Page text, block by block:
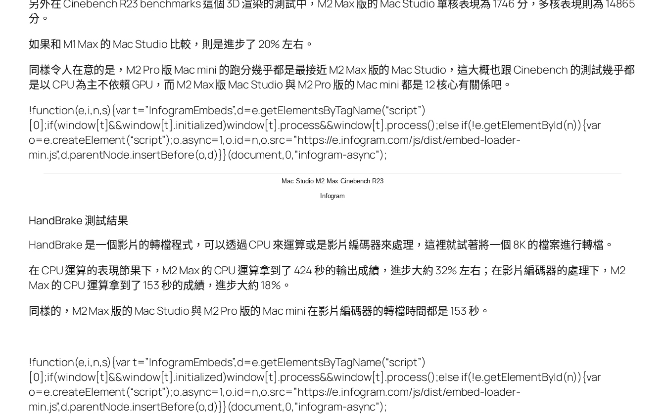
另外在 Cinebench R23 benchmarks 這個 3D 渲染的測試中，M2 Max 版的 Mac Studio 單核表現為 1746 分，多核表現則為 14865
分。
如果和 M1 Max 的 Mac Studio 比較，則是進步了 20% 左右。
同樣令人在意的是，M2 Pro 版 Mac mini 的跑分幾乎都是最接近 M2 Max 版的 Mac Studio，這大概也跟 Cinebench 的測試幾乎都
是以 CPU 為主不依賴 GPU，而 M2 Max 版 Mac Studio 與 M2 Pro 版的 Mac mini 都是 12 核心有關係吧。
!function(e,i,n,s){var t=”InfogramEmbeds”,d=e.getElementsByTagName(“script”)
[0];if(window[t]&&window[t].initialized)window[t].process&&window[t].process();else if(!e.getElementById(n)){var
o=e.createElement(“script”);o.async=1,o.id=n,o.src=”https://e.infogram.com/js/dist/embed-loader-
min.js”,d.parentNode.insertBefore(o,d)}}(document,0,”infogram-async”);
Mac Studio M2 Max Cinebench R23
Infogram
HandBrake 測試結果
HandBrake 是一個影片的轉檔程式，可以透過 CPU 來運算或是影片編碼器來處理，這裡就試著將一個 8K 的檔案進行轉檔。
在 CPU 運算的表現節果下，M2 Max 的 CPU 運算拿到了 424 秒的輸出成績，進步大約 32% 左右；在影片編碼器的處理下，M2
Max 的 CPU 運算拿到了 153 秒的成績，進步大約 18%。
同樣的，M2 Max 版的 Mac Studio 與 M2 Pro 版的 Mac mini 在影片編碼器的轉檔時間都是 153 秒。
!function(e,i,n,s){var t=”InfogramEmbeds”,d=e.getElementsByTagName(“script”)
[0];if(window[t]&&window[t].initialized)window[t].process&&window[t].process();else if(!e.getElementById(n)){var
o=e.createElement(“script”);o.async=1,o.id=n,o.src=”https://e.infogram.com/js/dist/embed-loader-
min.js”,d.parentNode.insertBefore(o,d)}}(document,0,”infogram-async”);